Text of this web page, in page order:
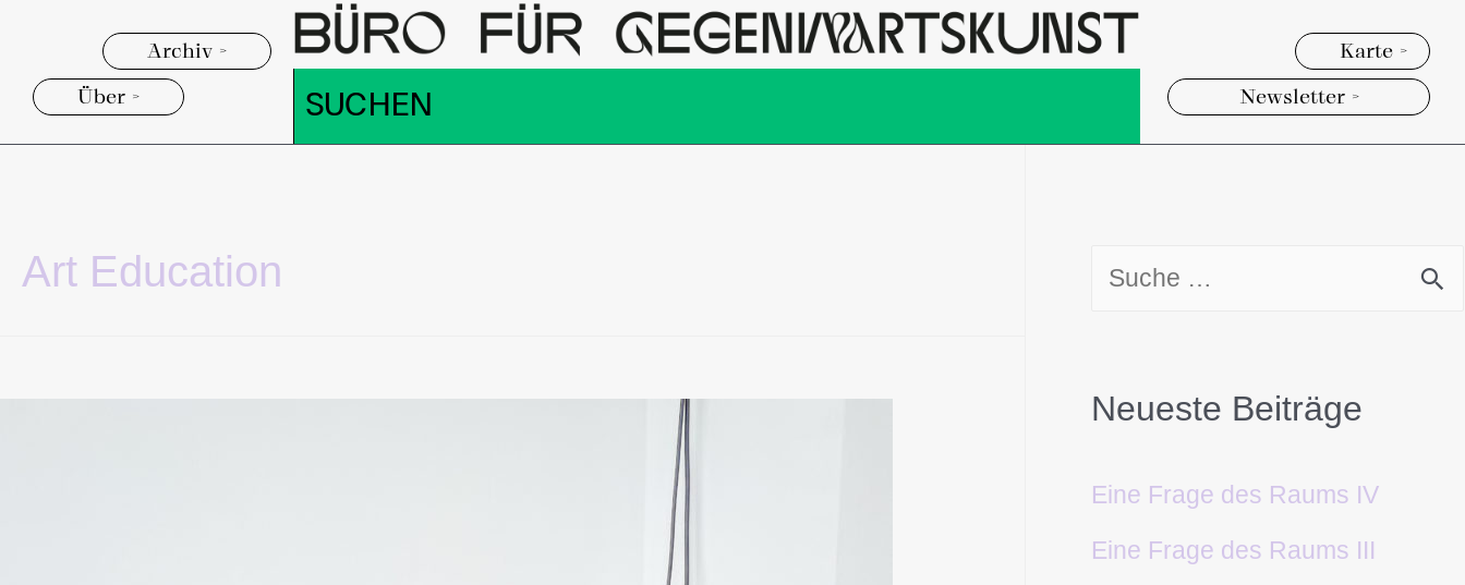
Archiv >
Über >
Karte >
Newsletter >
Art Education
Neueste Beiträge
Eine Frage des Raums IV
Eine Frage des Raums III